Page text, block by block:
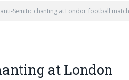
Semitic chanting at London football match
at London